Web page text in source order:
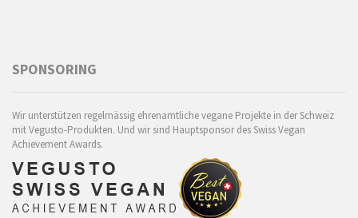
SPONSORING
Wir unterstützen regelmässig ehrenamtliche vegane Projekte in der Schweiz
mit Vegusto-Produkten. Und wir sind Hauptsponsor des Swiss Vegan
Achievement Awards.